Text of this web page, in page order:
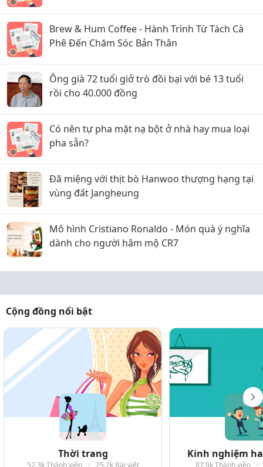
Brew & Hum Coffee - Hành Trình Từ Tách Cà
Phê Đến Chăm Sóc Bản Thân
Ông già 72 tuổi giở trò đồi bại với bé 13 tuổi
rồi cho 40.000 đồng
Có nên tự pha mặt nạ bột ở nhà hay mua loại
pha sẵn?
Đã miệng với thịt bò Hanwoo thượng hạng tại
vùng đất Jangheung
Mô hình Cristiano Ronaldo - Món quà ý nghĩa
dành cho người hâm mộ CR7
Cộng đồng nổi bật
Thời trang
52.3k Thành viên · 25.2k Bài viết
Kinh nghiệm
87.9k Thành viên ·